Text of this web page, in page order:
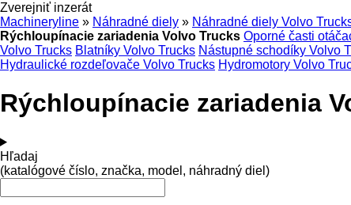
Zverejniť inzerát
Machineryline » Náhradné diely » Náhradné diely Volvo
Rýchloupínacie zariadenia Volvo Trucks Oporné časti
Volvo Trucks Blatníky Volvo Trucks Nástupné schodíky Volvo
Hydraulické rozdeľovače Volvo Trucks Hydromotory Volvo
Rýchloupínacie zariadenia
Hľadaj
(katalógové číslo, značka, model, náhradný diel)